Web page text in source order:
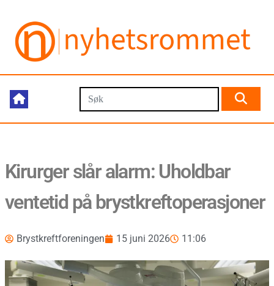
Kirurger slår alarm: Uholdbar
ventetid på brystkreftoperasjoner
Brystkreftforeningen 15 juni 2026 11:06